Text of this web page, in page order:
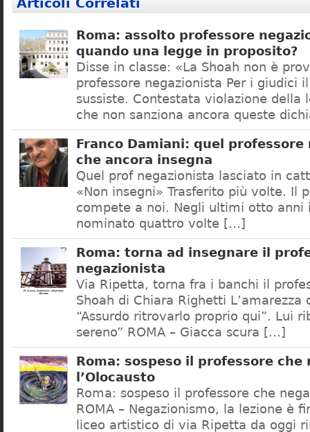
Roma: assolto professore
quando una legge in proposito?
Disse in classe: «La Shoah non è
professore negazionista Per i giudici
sussiste. Contestata violazione della
che non sanziona ancora queste
Franco Damiani: quel professore
che ancora insegna
Quel prof negazionista lasciato in
«Non insegni» Trasferito più volte. Il
compete a noi. Negli ultimi otto anni
nominato quattro volte […]
Roma: torna ad insegnare il
negazionista
Via Ripetta, torna fra i banchi il
Shoah di Chiara Righetti L’amarezza
“Assurdo ritrovarlo proprio qui”. Lui
sereno” ROMA – Giacca scura […]
Roma: sospeso il professore che
l’Olocausto
Roma: sospeso il professore che
ROMA – Negazionismo, la lezione è
liceo artistico di via Ripetta da oggi